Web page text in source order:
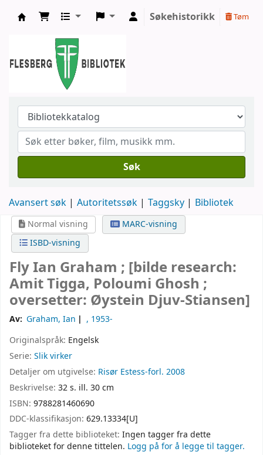
Søkehistorikk Tøm
Søk
Avansert søk Autoritetssøk Taggsky Bibliotek
Normal visning
MARC-visning
ISBD-visning
FlyIan Graham ; [bilde research:
Amit Tigga, Poloumi Ghosh ;
oversetter: Øystein Djuv-Stiansen]
Av: Graham, Ian
, 1953-
Originalspråk: Engelsk
Serie: Slik virker
Detaljer om utgivelse: Risør Estess-forl. 2008
Beskrivelse: 32 s. ill. 30 cm
ISBN: 9788281460690
DDC-klassifikasjon: 629.13334[U]
Tagger fra dette biblioteket: Ingen tagger fra dette
biblioteket for denne tittelen. Logg på for å legge til tagger.